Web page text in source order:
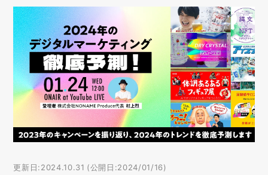
更新日:2024.10.31 (公開日:2024/01/16)